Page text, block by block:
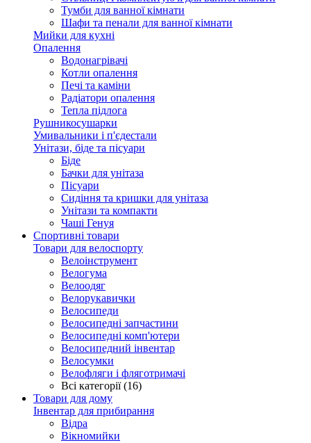
Тумби для ванної кімнати
Шафи та пенали для ванної кімнати
Мийки для кухні
Опалення
Водонагрівачі
Котли опалення
Печі та каміни
Радіатори опалення
Тепла підлога
Рушникосушарки
Умивальники і п'єдестали
Унітази, біде та пісуари
Біде
Бачки для унітаза
Пісуари
Сидіння та кришки для унітаза
Унітази та компакти
Чаші Генуя
Спортивні товари
Товари для велоспорту
Велоінструмент
Велогума
Велоодяг
Велорукавички
Велосипеди
Велосипедні запчастини
Велосипедні комп'ютери
Велосипедний інвентар
Велосумки
Велофляги і фляготримачі
Всі категорії (16)
Товари для дому
Інвентар для прибирання
Відра
Вікномийки